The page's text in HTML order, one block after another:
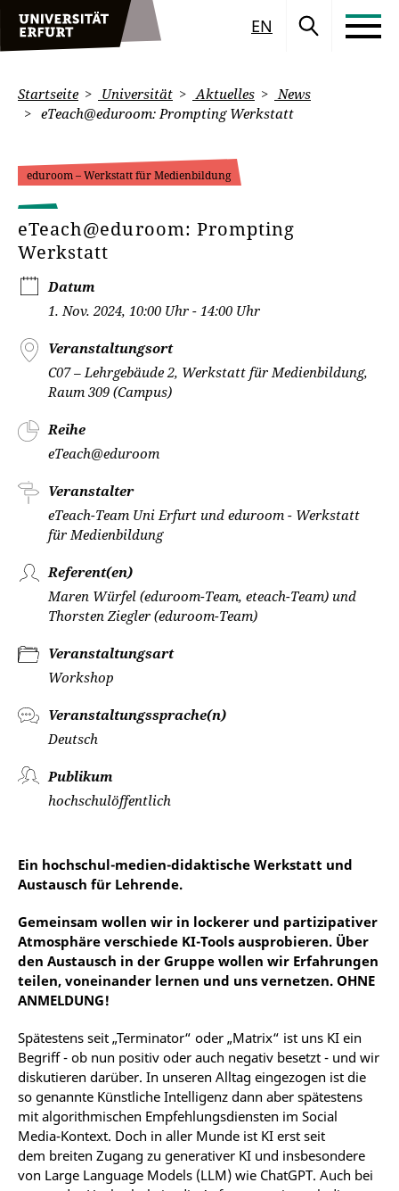
EN
Startseite Universität Aktuelles
News
eTeach@eduroom: Prompting Werkstatt
eduroom – Werkstatt für Medienbildung
eTeach@eduroom: Prompting
Werkstatt
Datum
1. Nov. 2024, 10:00 Uhr - 14:00 Uhr
Veranstaltungsort
C07 – Lehrgebäude 2, Werkstatt für Medienbildung,
Raum 309 (Campus)
Reihe
eTeach@eduroom
Veranstalter
eTeach-Team Uni Erfurt und eduroom - Werkstatt
für Medienbildung
Referent(en)
Maren Würfel (eduroom-Team, eteach-Team) und
Thorsten Ziegler (eduroom-Team)
Veranstaltungsart
Workshop
Veranstaltungssprache(n)
Deutsch
Publikum
hochschulöffentlich
Ein hochschul-medien-didaktische Werkstatt und
Austausch für Lehrende.
Gemeinsam wollen wir in lockerer und partizipativer
Atmosphäre verschiede KI-Tools ausprobieren. Über
den Austausch in der Gruppe wollen wir Erfahrungen
teilen, voneinander lernen und uns vernetzen. OHNE
ANMELDUNG!
Spätestens seit „Terminator“ oder „Matrix“ ist uns KI ein
Begriff - ob nun positiv oder auch negativ besetzt - und wir
diskutieren darüber. In unseren Alltag eingezogen ist die
so genannte Künstliche Intelligenz dann aber spätestens
mit algorithmischen Empfehlungsdiensten im Social
Media-Kontext. Doch in aller Munde ist KI erst seit
dem breiten Zugang zu generativer KI und insbesondere
von Large Language Models (LLM) wie ChatGPT. Auch bei